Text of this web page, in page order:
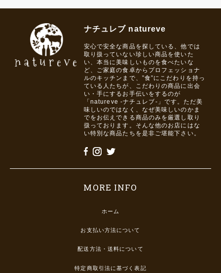
ナチュレブ natureve
安心で安全な商品を探している、他では
取り扱っていない珍しい商品を使いた
い、本当に美味しいものを食べたいな
ど、ご家庭の食卓からプロフェッショナ
ルのキッチンまで、”食”にこだわりを持っ
ている人たちが、こだわりの商品に出会
い・手にするお手伝いをするのが
「natureve -ナチュレブ-」です。ただ美
味しいのではなく、なぜ美味しいのかま
でをお伝えできる商品のみを厳選し取り
扱っております。そんな他のお店にはな
い特別な商品たちを是非ご堪能下さい。
MORE INFO
ホーム
お支払い方法について
配送方法・送料について
特定商取引法に基づく表記